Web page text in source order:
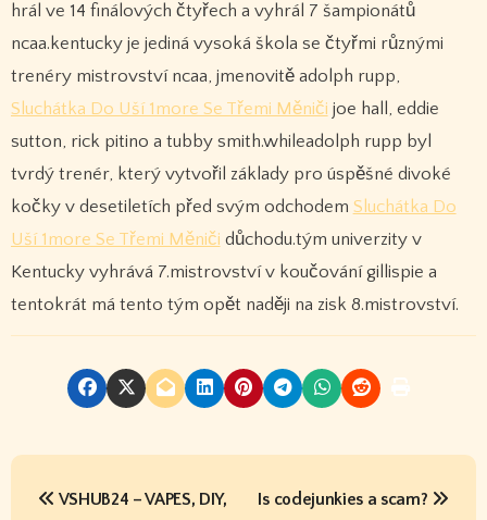
hrál ve 14 finálových čtyřech a vyhrál 7 šampionátů
ncaa.kentucky je jediná vysoká škola se čtyřmi různými
trenéry mistrovství ncaa, jmenovitě adolph rupp,
Sluchátka Do Uší 1more Se Třemi Měniči joe hall, eddie
sutton, rick pitino a tubby smith.whileadolph rupp byl
tvrdý trenér, který vytvořil základy pro úspěšné divoké
kočky v desetiletích před svým odchodem Sluchátka Do
Uší 1more Se Třemi Měniči důchodu.tým univerzity v
Kentucky vyhrává 7.mistrovství v koučování gillispie a
tentokrát má tento tým opět naději na zisk 8.mistrovství.
P
VSHUB24 – VAPES, DIY,
Is codejunkies a scam?